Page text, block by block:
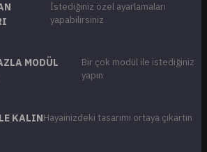
İstediğiniz özel ayarlamaları
yapabilirsiniz
MODÜL
Bir çok modül ile istediğiniz
yapın
KALINHayainizdeki tasarımı ortaya çıkartın